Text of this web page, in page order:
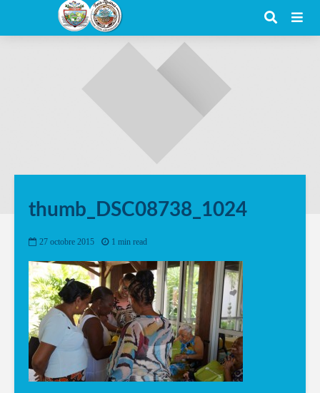
thumb_DSC08738_1024
27 octobre 2015 1 min read